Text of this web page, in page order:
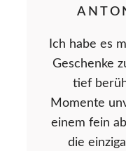
Ich habe es
Geschenke
tief
Momente
einem fein
die